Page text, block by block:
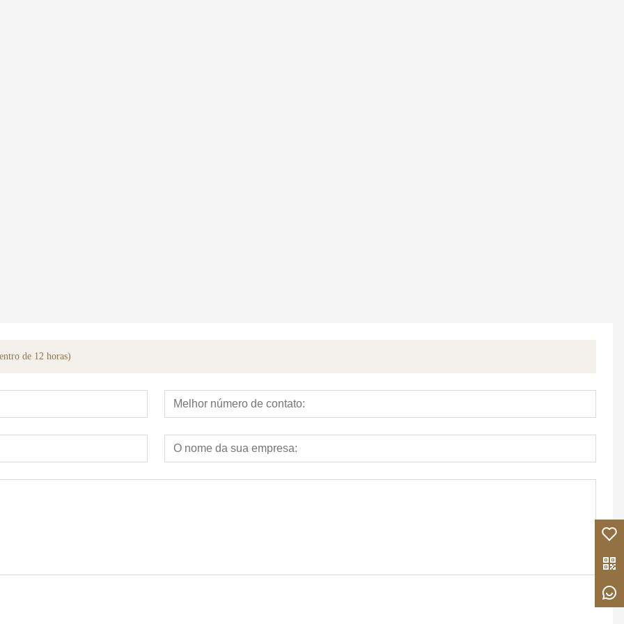
de 12 horas)